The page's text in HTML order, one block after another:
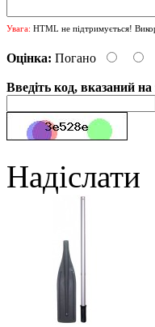
Увага: HTML не підтримується!
Оцінка: Погано
Введіть код, вказаний на
Надіслати